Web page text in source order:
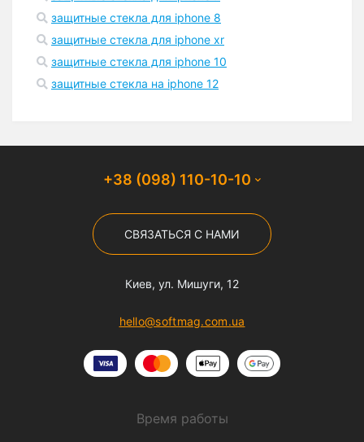
защитные стекла для iphone 8
защитные стекла для iphone xr
защитные стекла для iphone 10
защитные стекла на iphone 12
+38 (098) 110-10-10
СВЯЗАТЬСЯ С НАМИ
Киев, ул. Мишуги, 12
hello@softmag.com.ua
Время работы